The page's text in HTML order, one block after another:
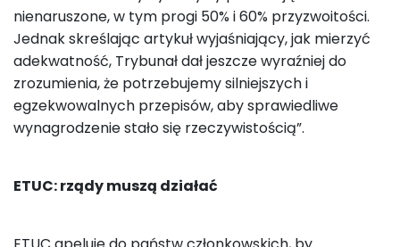
nienaruszone, w tym progi 50% i 60% przyzwoitości.
Jednak skreślając artykuł wyjaśniający, jak mierzyć
adekwatność, Trybunał dał jeszcze wyraźniej do
zrozumienia, że potrzebujemy silniejszych i
egzekwowalnych przepisów, aby sprawiedliwe
wynagrodzenie stało się rzeczywistością”.
ETUC: rządy muszą działać